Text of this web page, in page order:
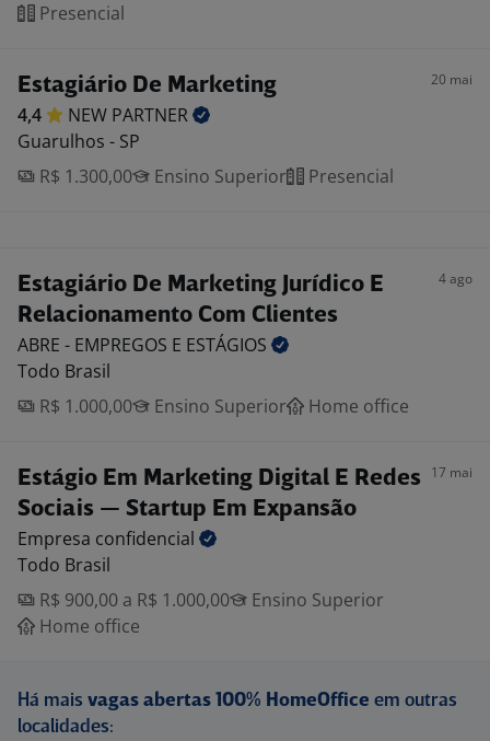
Presencial
Estagiário De Marketing 20 mai
4,4 NEW PARTNER
Guarulhos - SP
R$ 1.300,00
Ensino Superior Presencial
Estagiário De Marketing Jurídico E
Relacionamento Com Clientes
4 ago
ABRE - EMPREGOS E ESTÁGIOS
Todo Brasil
R$ 1.000,00
Ensino Superior Home office
Estágio Em Marketing Digital E Redes
Sociais — Startup Em Expansão
17 mai
Empresa confidencial
Todo Brasil
R$ 900,00 a R$ 1.000,00
Ensino Superior
Home office
Há mais vagas abertas 100% HomeOffice em outras
localidades: